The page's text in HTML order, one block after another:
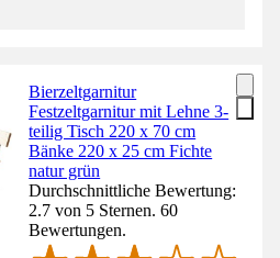
Bierzeltgarnitur
Festzeltgarnitur mit Lehne 3-
teilig Tisch 220 x 70 cm
Bänke 220 x 25 cm Fichte
natur grün
Durchschnittliche Bewertung:
2.7 von 5 Sternen. 60
Bewertungen.